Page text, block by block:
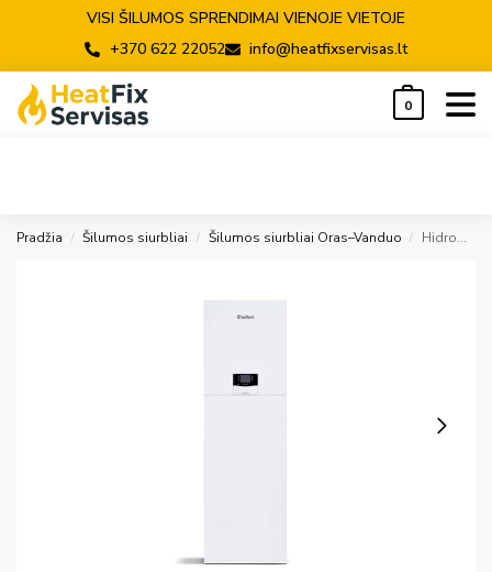
VISI ŠILUMOS SPRENDIMAI VIENOJE VIETOJE
+370 622 22052
info@heatfixservisas.lt
0
Pradžia / Šilumos siurbliai / Šilumos siurbliai Oras–Vanduo / Hidromodulis su integruota talpa 188l, VWL 58/8.2 IS, R32 (su pagalbinu elektriniu šildytuvu)